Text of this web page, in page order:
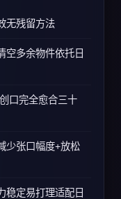
无残留方法
空多余物件依托日
口完全愈合三十
少张口幅度+放松
稳定易打理适配日